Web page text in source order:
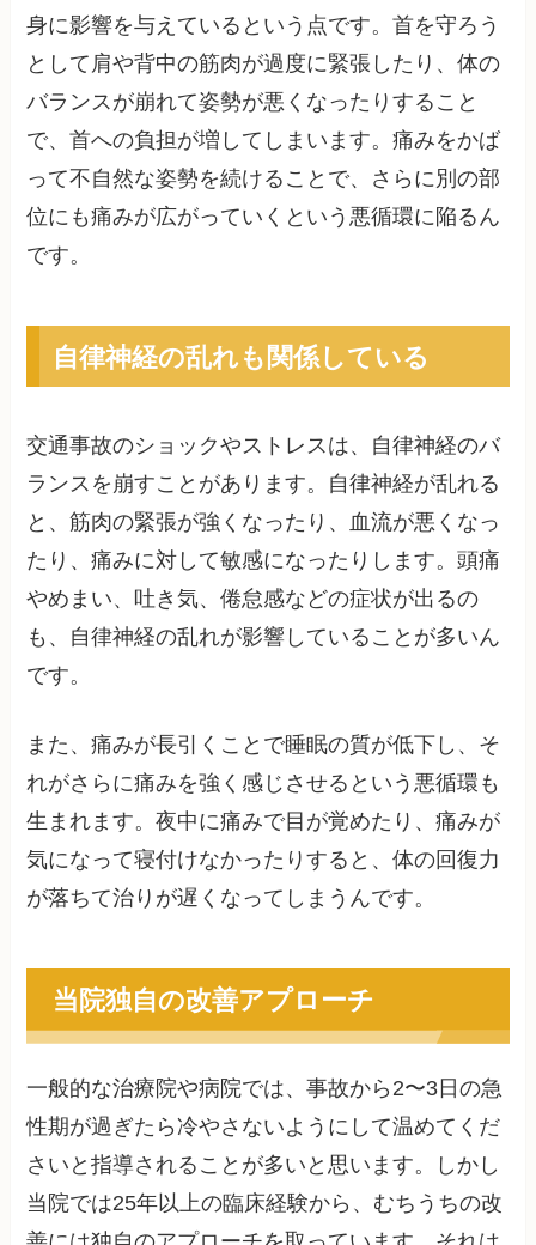
身に影響を与えているという点です。首を守ろう
として肩や背中の筋肉が過度に緊張したり、体の
バランスが崩れて姿勢が悪くなったりすること
で、首への負担が増してしまいます。痛みをかば
って不自然な姿勢を続けることで、さらに別の部
位にも痛みが広がっていくという悪循環に陥るん
です。
自律神経の乱れも関係している
交通事故のショックやストレスは、自律神経のバ
ランスを崩すことがあります。自律神経が乱れる
と、筋肉の緊張が強くなったり、血流が悪くなっ
たり、痛みに対して敏感になったりします。頭痛
やめまい、吐き気、倦怠感などの症状が出るの
も、自律神経の乱れが影響していることが多いん
です。
また、痛みが長引くことで睡眠の質が低下し、そ
れがさらに痛みを強く感じさせるという悪循環も
生まれます。夜中に痛みで目が覚めたり、痛みが
気になって寝付けなかったりすると、体の回復力
が落ちて治りが遅くなってしまうんです。
当院独自の改善アプローチ
一般的な治療院や病院では、事故から2〜3日の急
性期が過ぎたら冷やさないようにして温めてくだ
さいと指導されることが多いと思います。しかし
当院では25年以上の臨床経験から、むちうちの改